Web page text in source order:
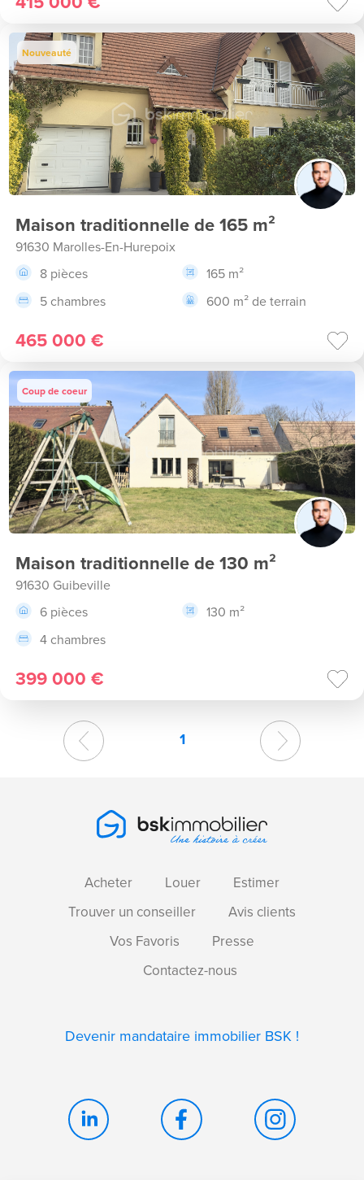
Nouveauté
Maison traditionnelle de 165 m²
91630 Marolles-En-Hurepoix
8 pièces
165 m²
5 chambres
600 m² de terrain
465 000 €
Coup de coeur
Maison traditionnelle de 130 m²
91630 Guibeville
6 pièces
130 m²
4 chambres
399 000 €
1
Acheter Louer
Estimer
Trouver un conseiller
Avis clients
Vos Favoris
Presse
Contactez-nous
Devenir mandataire immobilier BSK !